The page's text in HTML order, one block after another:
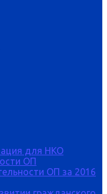
для НКО
ОП
ОП за 2016